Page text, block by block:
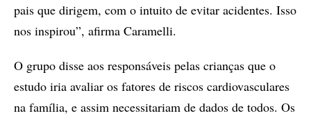
pais que dirigem, com o intuito de evitar acidentes. Isso
nos inspirou”, afirma Caramelli.
O grupo disse aos responsáveis pelas crianças que o
estudo iria avaliar os fatores de riscos cardiovasculares
na família, e assim necessitariam de dados de todos. Os